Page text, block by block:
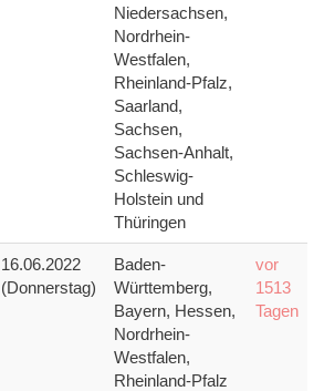
Niedersachsen,
Nordrhein-
Westfalen,
Rheinland-Pfalz,
Saarland,
Sachsen,
Sachsen-Anhalt,
Schleswig-
Holstein und
Thüringen
16.06.2022
(Donnerstag)
Baden-
Württemberg,
Bayern, Hessen,
Nordrhein-
Westfalen,
Rheinland-Pfalz
vor
1513
Tagen